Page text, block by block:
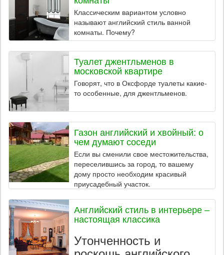
Классическим вариантом условно
называют английский стиль ванной
комнаты. Почему?
Туалет джентльменов в
московской квартире
Говорят, что в Оксфорде туалеты какие-
то особенные, для джентльменов.
Газон английский и хвойный: о
чем думают соседи
Если вы сменили свое местожительства,
переселившись за город, то вашему
дому просто необходим красивый
приусадебный участок.
Английский стиль в интерьере –
настоящая классика
Утонченность и